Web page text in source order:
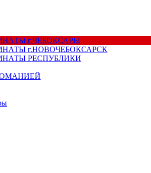
г.ЧЕБОКСАРЫ
г.НОВОЧЕБОКСАРСК
РЕСПУБЛИКИ